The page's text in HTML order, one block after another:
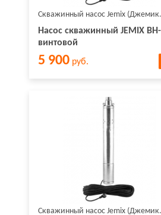
Скважинный насос Jemix
Насос скважинный JEMIX
винтовой
5 900 руб.
Скважинный насос Jemix